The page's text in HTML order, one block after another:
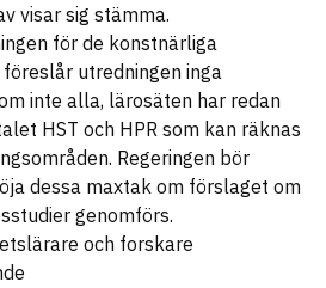
visar sig stämma.
för de konstnärliga
utredningen inga
inte alla, lärosäten har redan
HST och HPR som kan räknas
Regeringen bör
dessa maxtak om förslaget om
genomförs.
och forskare
Ordförande